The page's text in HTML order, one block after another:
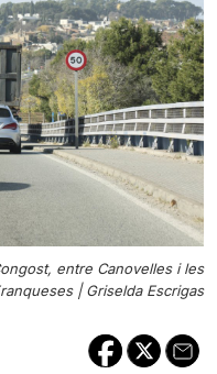
entre Canovelles i les
|Griselda Escrigas